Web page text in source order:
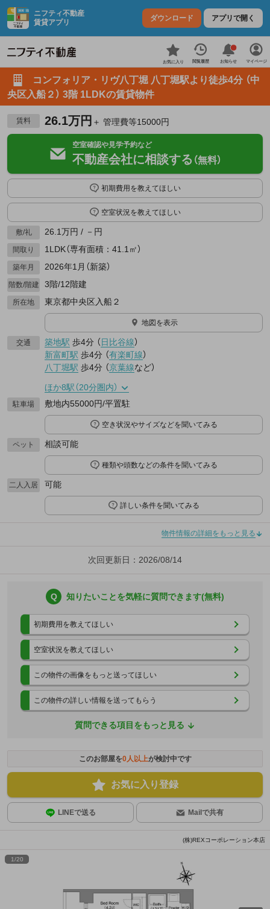
ニフティ不動産
賃貸アプリ
ダウンロード アプリで開く
お気に入り 閲覧履歴 お知らせ マイページ
コンフォリア・リヴ八丁堀 八丁堀駅より徒歩4分 （中
央区入船２） 3階 1LDKの賃貸物件
賃料 26.1万円 ＋ 管理費等15000円
空室確認や見学予約など
不動産会社に相談する （無料）
初期費用を教えてほしい
空室状況を教えてほしい
敷/礼 26.1万円 / －円
間取り 1LDK（専有面積：41.1㎡）
築年月 2026年1月（新築）
階数/階建 3階/12階建
所在地 東京都中央区入船２
地図を表示
交通 築地駅 歩4分 （日比谷線）
新富町駅 歩4分 （有楽町線）
八丁堀駅 歩4分 （京葉線など）
ほか8駅（20分圏内）
駐車場 敷地内55000円/平置駐
空き状況やサイズなどを聞いてみる
ペット 相談可能
種類や頭数などの条件を聞いてみる
二人入居 可能
詳しい条件を聞いてみる
物件情報の詳細をもっと見る
次回更新日：2026/08/14
Q 知りたいことを気軽に質問できます(無料)
初期費用を教えてほしい
空室状況を教えてほしい
この物件の画像をもっと送ってほしい
この物件の詳しい情報を送ってもらう
質問できる項目をもっと見る
このお部屋を0人以上が検討中です
お気に入り登録
LINEで送る Mailで共有
(株)REXコーポレーション本店
1/20